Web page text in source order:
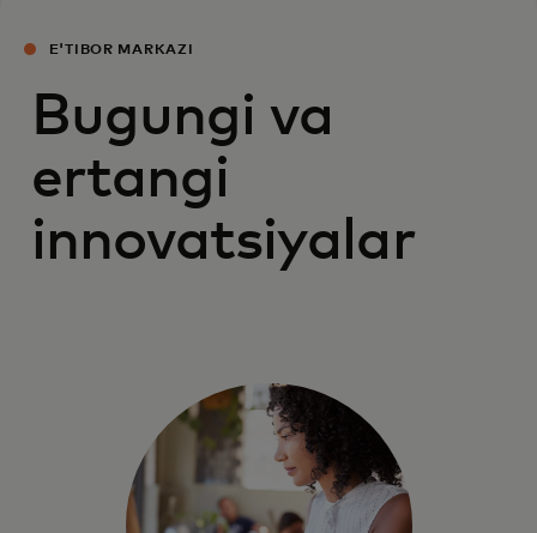
E'TIBOR MARKAZI
Bugungi va
ertangi
innovatsiyalar